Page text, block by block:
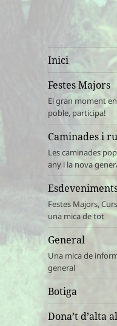
Inici
Festes Majors
El gran moment
poble, participa!
Caminades i
Les caminades
any i la nova
Festes Majors,
una mica de tot
General
Una mica de
general
Botiga
Dona’t d’alta